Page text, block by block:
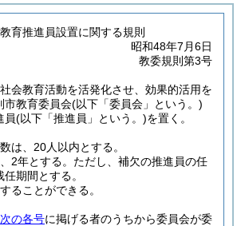
育推進員設置に関する規則
昭和48年7月6日
教委規則第3号
会教育活動を活発化させ、効果的活用を
市教育委員会(以下「委員会」という。)
員(以下「推進員」という。)を置く。
は、20人以内とする。
2年とする。 ただし、補欠の推進員の任
期間とする。
ることができる。
次の各号に掲げる者のうちから委員会が委